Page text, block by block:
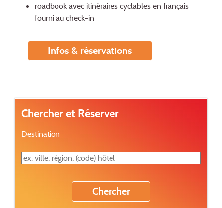
roadbook avec itinéraires cyclables en français
fourni au check-in
Infos & réservations
Chercher et Réserver
Destination